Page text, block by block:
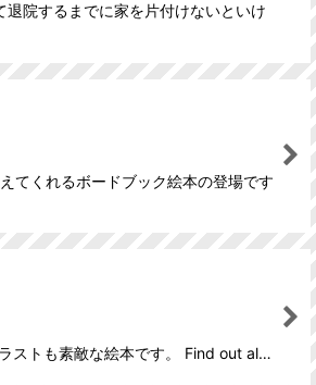
院するまでに家を片付けないといけ
てくれるボードブック絵本の登場です
ストも素敵な絵本です。 Find out al…